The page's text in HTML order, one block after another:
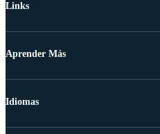
Links
Aprender Más
Idiomas